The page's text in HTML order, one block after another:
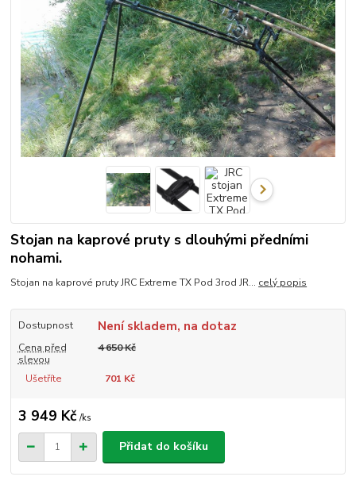
Stojan na kaprové pruty s dlouhými předními
nohami.
Stojan na kaprové pruty JRC Extreme TX Pod 3rod JR... celý popis
Dostupnost Není skladem, na dotaz
Cena před
slevou
4 650 Kč
Ušetříte 701 Kč
3 949 Kč /ks
Přidat do košíku